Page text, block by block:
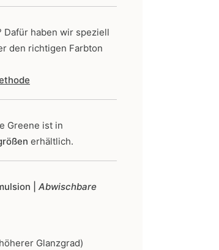
Dafür haben wir speziell
den richtigen Farbton
Greene ist in
erhältlich.
| Abwischbare
Glanzgrad)